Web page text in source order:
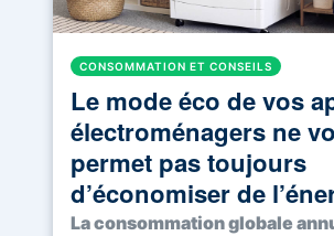
CONSOMMATION ET CONSEILS
Le mode éco de vos
électroménagers ne
permet pas toujours
d’économiser de
La consommation globale